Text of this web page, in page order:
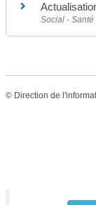
Social - Santé
© Direction de